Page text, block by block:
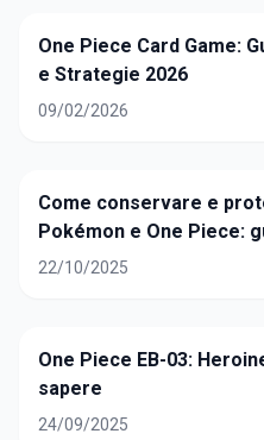
One Piece Card Game:
e Strategie 2026
09/02/2026
Come conservare e
Pokémon e One Piece:
collezionisti
22/10/2025
One Piece EB-03:
sapere
24/09/2025